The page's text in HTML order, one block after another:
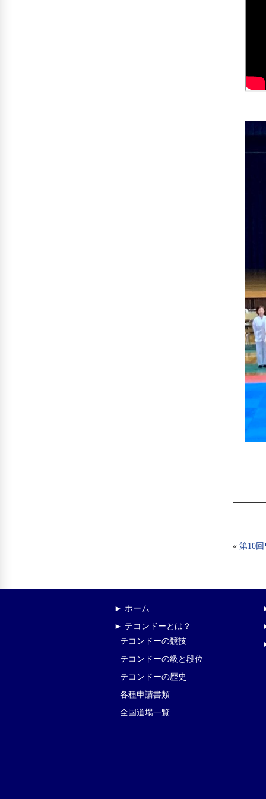
« 第10
► ホーム
► テコンドーとは？
テコンドーの競技
テコンドーの級と段位
テコンドーの歴史
各種申請書類
全国道場一覧